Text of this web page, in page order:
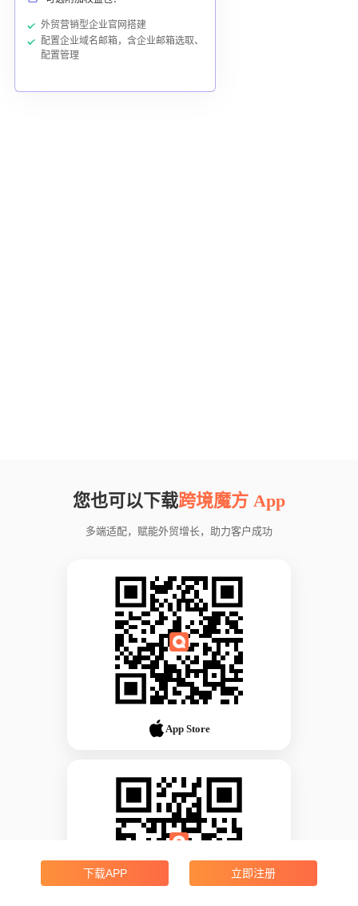
外贸营销型企业官网搭建
配置企业域名邮箱，含企业邮箱选取、
配置管理
您也可以下载跨境魔方 App
多端适配，赋能外贸增长，助力客户成功
App Store
下载APP 立即注册